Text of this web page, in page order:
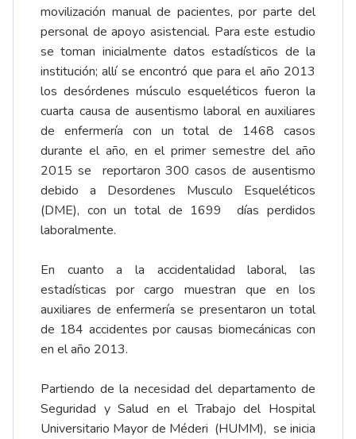
movilización manual de pacientes, por parte del
personal de apoyo asistencial. Para este estudio
se toman inicialmente datos estadísticos de la
institución; allí se encontró que para el año 2013
los desórdenes músculo esqueléticos fueron la
cuarta causa de ausentismo laboral en auxiliares
de enfermería con un total de 1468 casos
durante el año, en el primer semestre del año
2015 se reportaron 300 casos de ausentismo
debido a Desordenes Musculo Esqueléticos
(DME), con un total de 1699 días perdidos
laboralmente.
En cuanto a la accidentalidad laboral, las
estadísticas por cargo muestran que en los
auxiliares de enfermería se presentaron un total
de 184 accidentes por causas biomecánicas con
en el año 2013.
Partiendo de la necesidad del departamento de
Seguridad y Salud en el Trabajo del Hospital
Universitario Mayor de Méderi (HUMM), se inicia